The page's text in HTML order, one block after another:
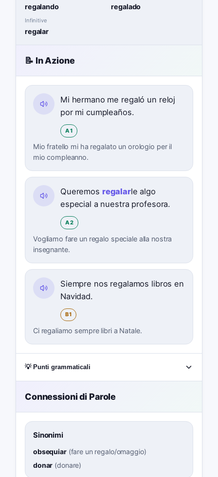
regalando regalado
Infinitive
regalar
📝 In Azione
Mi hermano me regaló un reloj
por mi cumpleaños.
A1
Mio fratello mi ha regalato un orologio per il
mio compleanno.
Queremos regalarle algo
especial a nuestra profesora.
A2
Vogliamo fare un regalo speciale alla nostra
insegnante.
Siempre nos regalamos libros en
Navidad.
B1
Ci regaliamo sempre libri a Natale.
💡 Punti grammaticali
Connessioni di Parole
Sinonimi
obsequiar(fare un regalo/omaggio)
donar (donare)